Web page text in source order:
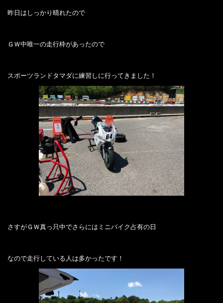
昨日はしっかり晴れたので
ＧＷ中唯一の走行枠があったので
スポーツランドタマダに練習しに行ってきました！
さすがＧＷ真っ只中でさらにはミニバイク占有の日
なので走行している人は多かったです！